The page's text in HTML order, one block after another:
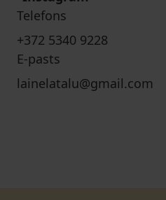
Telefons
+372 5340 9228
E-pasts
lainelatalu@gmail.com